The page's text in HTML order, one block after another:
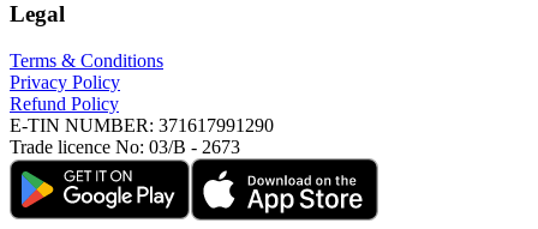
Legal
Terms & Conditions
Privacy Policy
Refund Policy
E-TIN NUMBER: 371617991290
Trade licence No: 03/B - 2673